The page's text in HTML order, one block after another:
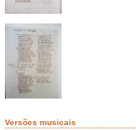
Versões musicais